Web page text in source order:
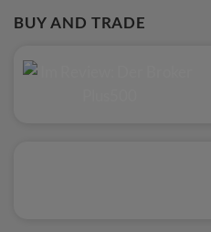
BUY AND TRADE